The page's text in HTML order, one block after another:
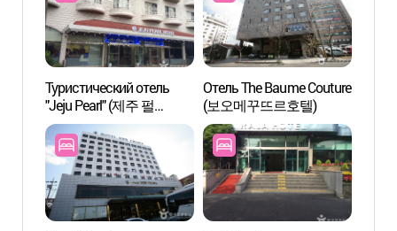
Туристический отель
"Jeju Pearl" (제주 펄
관광호텔)
Отель The Baume Couture
(보오메꾸뜨르호텔)